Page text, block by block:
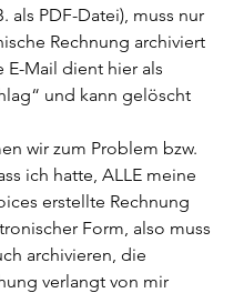
als PDF-Datei), muss nur
Rechnung archiviert
E-Mail dient hier als
und kann gelöscht
wir zum Problem bzw.
ich hatte, ALLE meine
erstellte Rechnung
Form, also muss
archivieren, die
verlangt von mir